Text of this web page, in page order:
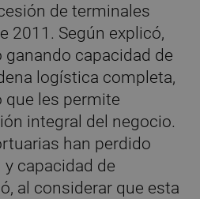
de terminales
2011. Según explicó,
ganando capacidad de
logística completa,
que les permite
integral del negocio.
han perdido
capacidad de
al considerar que esta